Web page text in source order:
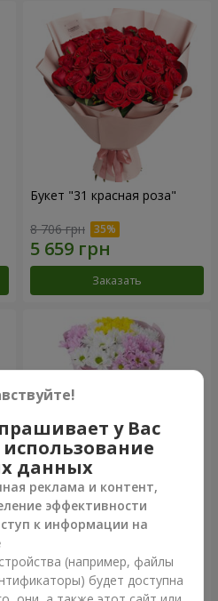
Букет "31 красная роза"
8 706 грн
Заказать
Букет "Времена года"
Заказать
у Вас
использование
данных
реклама и контент,
эффективности
к информации на
(например, файлы
будет доступна